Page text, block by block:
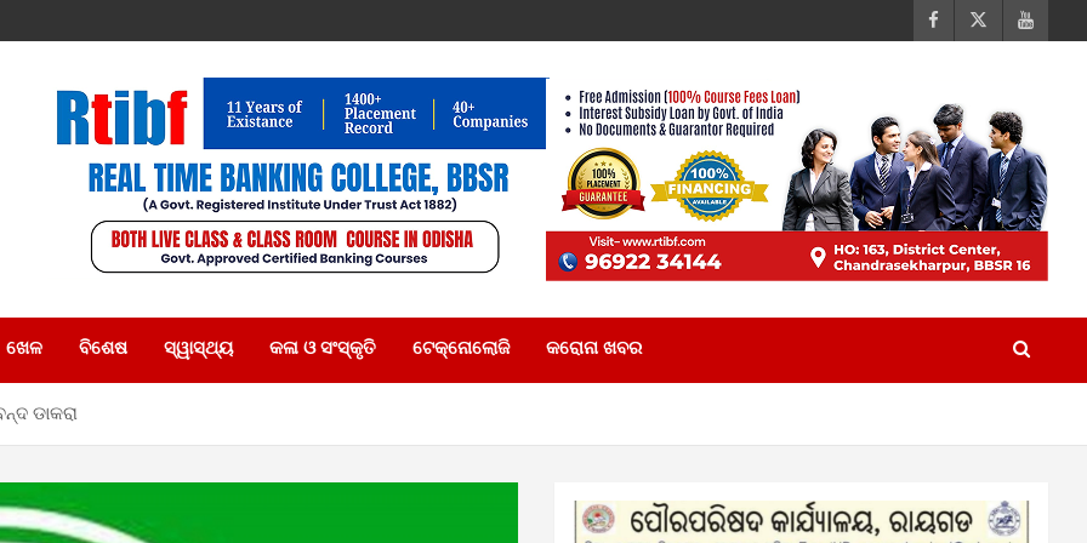
ଖେଳ ବିଶେଷ ସ୍ୱାସ୍ଥ୍ୟ କଳା ଓ ସଂସ୍କୃତି ଟେକ୍ନୋଲୋଜି କରୋନା ଖବର
ଡାକରା